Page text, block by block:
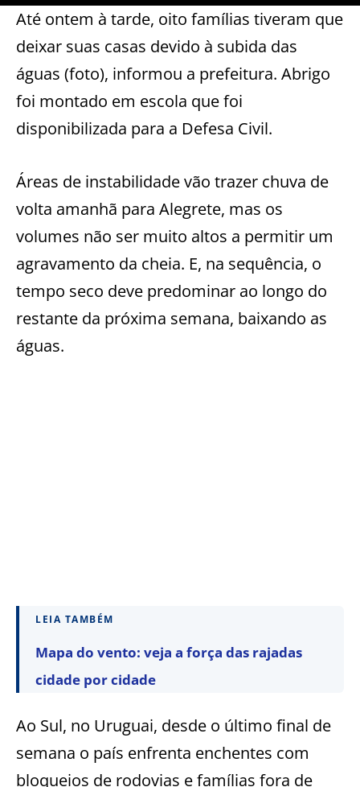
Até ontem à tarde, oito famílias tiveram que
deixar suas casas devido à subida das
águas (foto), informou a prefeitura. Abrigo
foi montado em escola que foi
disponibilizada para a Defesa Civil.
Áreas de instabilidade vão trazer chuva de
volta amanhã para Alegrete, mas os
volumes não ser muito altos a permitir um
agravamento da cheia. E, na sequência, o
tempo seco deve predominar ao longo do
restante da próxima semana, baixando as
águas.
LEIA TAMBÉM
Mapa do vento: veja a força das rajadas
cidade por cidade
Ao Sul, no Uruguai, desde o último final de
semana o país enfrenta enchentes com
bloqueios de rodovias e famílias fora de